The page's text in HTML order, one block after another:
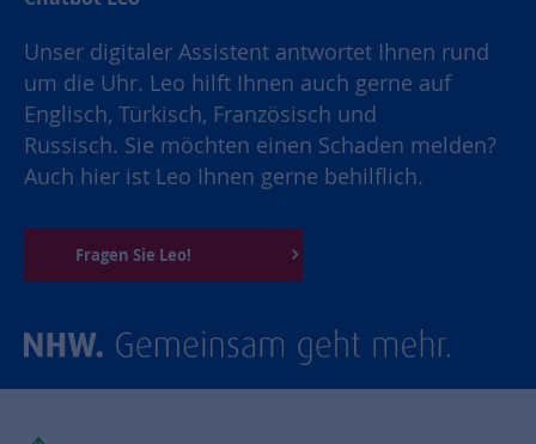
Unser digitaler Assistent antwortet Ihnen rund
um die Uhr. Leo hilft Ihnen auch gerne auf
Englisch, Türkisch, Französisch und
Russisch. Sie möchten einen Schaden melden?
Auch hier ist Leo Ihnen gerne behilflich.
Fragen Sie Leo!